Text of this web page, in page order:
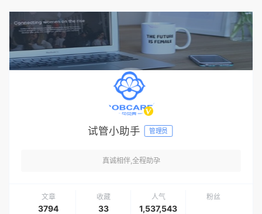
试管小助手 管理员
真诚相伴,全程助孕
文章
3794
收藏
33
人气
1,537,543
粉丝